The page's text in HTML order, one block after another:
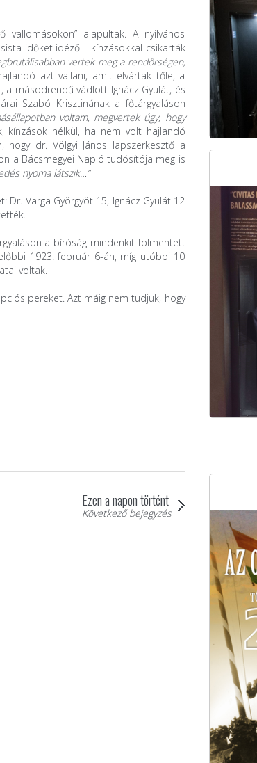
alapultak. A nyilvános
időket idéző – kínzásokkal csikarták
vertek meg a rendőrségen,
azt vallani, amit elvártak tőle, a
a másodrendű vádlott Ignácz Gyulát, és
Szabó Krisztinának a főtárgyaláson
voltam, megvertek úgy, hogy
nélkül, ha nem volt hajlandó
dr. Völgyi János lapszerkesztő a
a Bácsmegyei Napló tudósítója meg is
nyoma látszik…”
Varga Györgyöt 15, Ignácz Gyulát 12
a bíróság mindenkit fölmentett
1923. február 6-án, míg utóbbi 10
voltak.
pereket. Azt máig nem tudjuk, hogy
Ezen a napon történt
Következő bejegyzés